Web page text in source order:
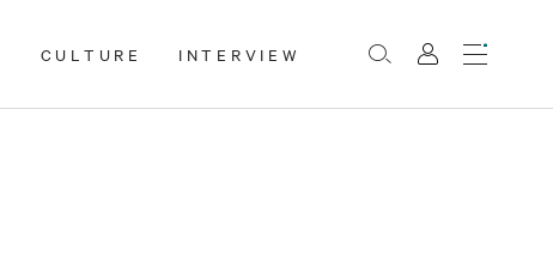
CULTURE INTERVIEW Rechercher
Mon
compte
Menu